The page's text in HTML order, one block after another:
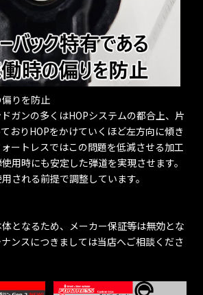
偏りを防止
ガンの多くはHOPシステムの都合上、片
おりHOPをかけていくほど左方向に傾き
ートレスではこの問題を低減させる加工
用時にも安定した弾道を実現させます。
される前提で調整しています。
となるため、メーカー保証等は無効とな
ンスにつきましては当店へご相談くださ